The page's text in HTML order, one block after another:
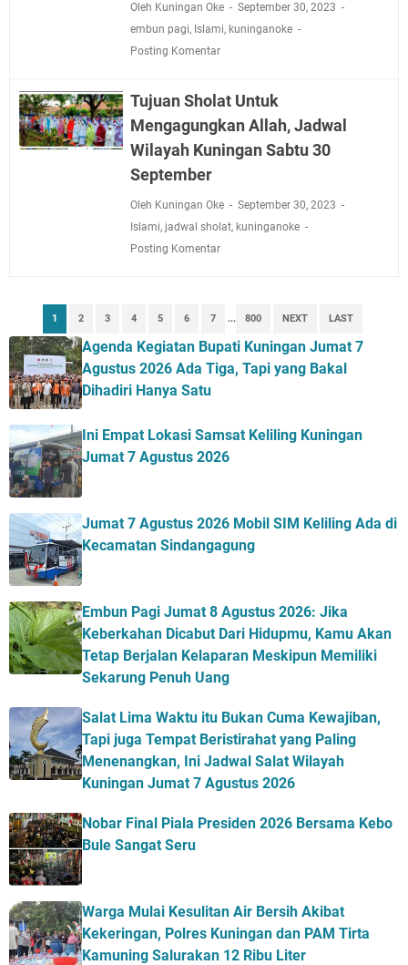
Oleh Kuningan Oke
September 30, 2023
embun pagi, Islami, kuninganoke
Posting Komentar
Tujuan Sholat Untuk
Mengagungkan Allah, Jadwal
Wilayah Kuningan Sabtu 30
September
Oleh Kuningan Oke
September 30, 2023
Islami, jadwal sholat, kuninganoke
Posting Komentar
1 2 3 4 5 6 7 ... 800 NEXT LAST
Agenda Kegiatan Bupati Kuningan Jumat 7
Agustus 2026 Ada Tiga, Tapi yang Bakal
Dihadiri Hanya Satu
Ini Empat Lokasi Samsat Keliling Kuningan
Jumat 7 Agustus 2026
Jumat 7 Agustus 2026 Mobil SIM Keliling Ada di
Kecamatan Sindangagung
Embun Pagi Jumat 8 Agustus 2026: Jika
Keberkahan Dicabut Dari Hidupmu, Kamu Akan
Tetap Berjalan Kelaparan Meskipun Memiliki
Sekarung Penuh Uang
Salat Lima Waktu itu Bukan Cuma Kewajiban,
Tapi juga Tempat Beristirahat yang Paling
Menenangkan, Ini Jadwal Salat Wilayah
Kuningan Jumat 7 Agustus 2026
Nobar Final Piala Presiden 2026 Bersama Kebo
Bule Sangat Seru
Warga Mulai Kesulitan Air Bersih Akibat
Kekeringan, Polres Kuningan dan PAM Tirta
Kamuning Salurakan 12 Ribu Liter